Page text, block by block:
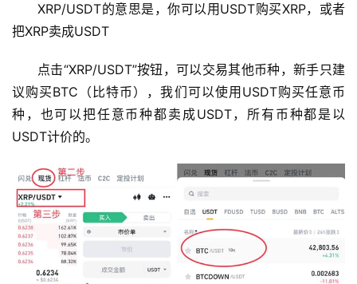
分
析
圈
常
见
问
题
XRP/USDT的意思是，你可以用USDT购买XRP，或者
把XRP卖成USDT
点击“XRP/USDT”按钮，可以交易其他币种，新手只建
议购买BTC（比特币），我们可以使用USDT购买任意币
种，也可以把任意币种都卖成USDT，所有币种都是以
USDT计价的。